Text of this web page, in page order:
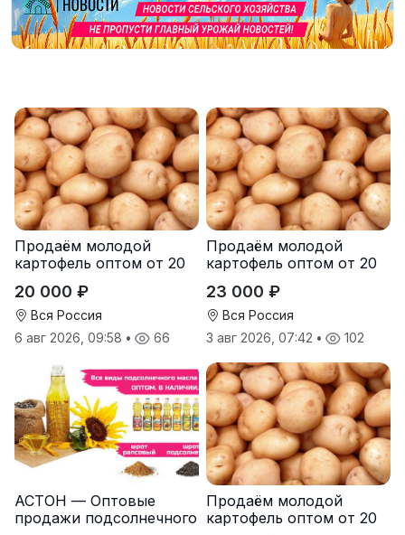
Продаём молодой
картофель оптом от 20
20 000 ₽
Вся Россия
6 авг 2026, 09:58 • 66
Продаём молодой
картофель оптом от 20
23 000 ₽
Вся Россия
3 авг 2026, 07:42 • 102
АСТОН — Оптовые
продажи подсолнечного
Продаём молодой
картофель оптом от 20